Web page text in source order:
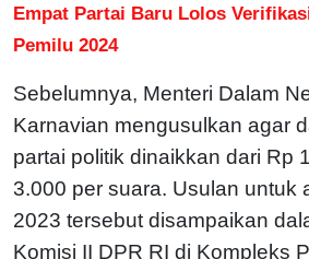
Empat Partai Baru Lolos
Pemilu 2024
Sebelumnya, Menteri Dalam
Karnavian mengusulkan agar
partai politik dinaikkan dari Rp
3.000 per suara. Usulan untuk
2023 tersebut disampaikan
Komisi II DPR RI di Kompleks